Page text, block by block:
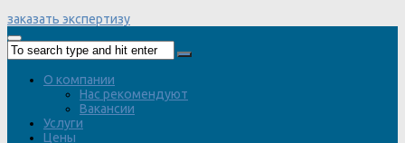
заказать экспертизу
О компании
Нас рекомендуют
Вакансии
Услуги
Цены